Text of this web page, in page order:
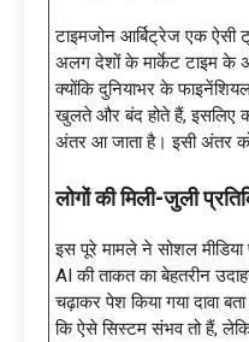
टाइमजोन आर्बिट्रेज एक ऐसी
अलग देशों के मार्केट टाइम के
क्योंकि दुनियाभर के
खुलते और बंद होते हैं, इसलिए
अंतर आ जाता है। इसी अंतर
लोगों की मिली-जुली
इस पूरे मामले ने सोशल
AI की ताकत का बेहतरीन
चढ़ाकर पेश किया गया दावा
कि ऐसे सिस्टम संभव तो हैं,